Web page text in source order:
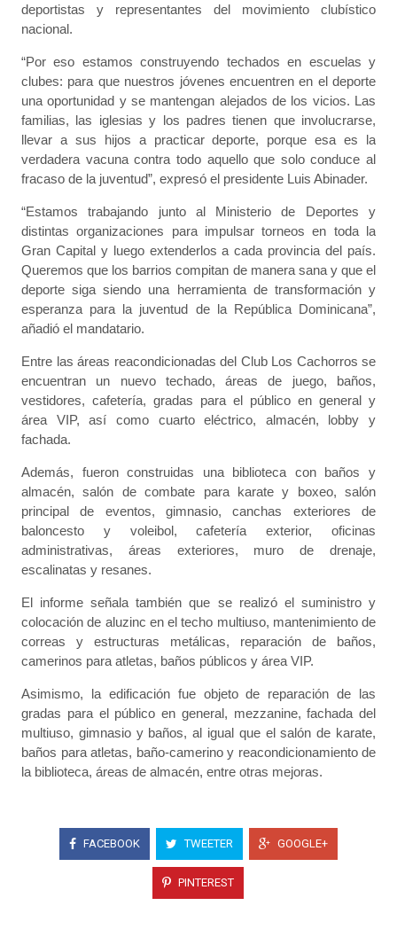
deportistas y representantes del movimiento clubístico
nacional.
“Por eso estamos construyendo techados en escuelas y
clubes: para que nuestros jóvenes encuentren en el deporte
una oportunidad y se mantengan alejados de los vicios. Las
familias, las iglesias y los padres tienen que involucrarse,
llevar a sus hijos a practicar deporte, porque esa es la
verdadera vacuna contra todo aquello que solo conduce al
fracaso de la juventud”, expresó el presidente Luis Abinader.
“Estamos trabajando junto al Ministerio de Deportes y
distintas organizaciones para impulsar torneos en toda la
Gran Capital y luego extenderlos a cada provincia del país.
Queremos que los barrios compitan de manera sana y que el
deporte siga siendo una herramienta de transformación y
esperanza para la juventud de la República Dominicana”,
añadió el mandatario.
Entre las áreas reacondicionadas del Club Los Cachorros se
encuentran un nuevo techado, áreas de juego, baños,
vestidores, cafetería, gradas para el público en general y
área VIP, así como cuarto eléctrico, almacén, lobby y
fachada.
Además, fueron construidas una biblioteca con baños y
almacén, salón de combate para karate y boxeo, salón
principal de eventos, gimnasio, canchas exteriores de
baloncesto y voleibol, cafetería exterior, oficinas
administrativas, áreas exteriores, muro de drenaje,
escalinatas y resanes.
El informe señala también que se realizó el suministro y
colocación de aluzinc en el techo multiuso, mantenimiento de
correas y estructuras metálicas, reparación de baños,
camerinos para atletas, baños públicos y área VIP.
Asimismo, la edificación fue objeto de reparación de las
gradas para el público en general, mezzanine, fachada del
multiuso, gimnasio y baños, al igual que el salón de karate,
baños para atletas, baño-camerino y reacondicionamiento de
la biblioteca, áreas de almacén, entre otras mejoras.
FACEBOOK TWEETER GOOGLE+
PINTEREST